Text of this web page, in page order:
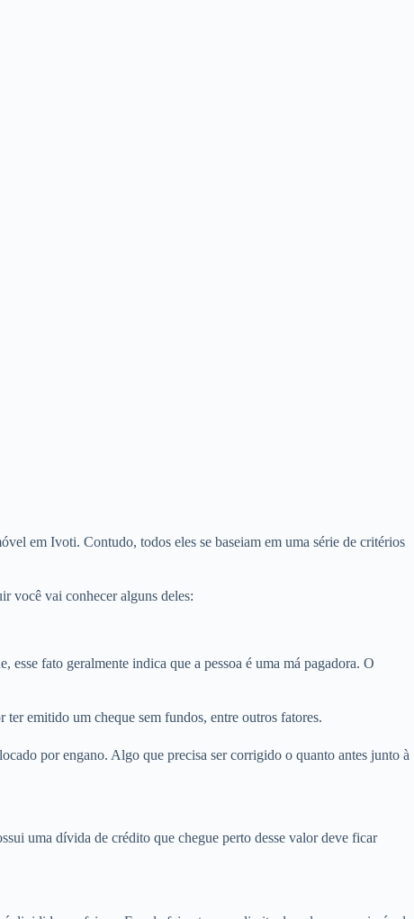
em Ivoti. Contudo, todos eles se baseiam em uma série de critérios
você vai conhecer alguns deles:
fato geralmente indica que a pessoa é uma má pagadora. O
emitido um cheque sem fundos, entre outros fatores.
por engano. Algo que precisa ser corrigido o quanto antes junto à
uma dívida de crédito que chegue perto desse valor deve ficar